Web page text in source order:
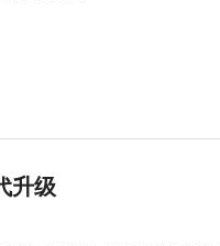
升级